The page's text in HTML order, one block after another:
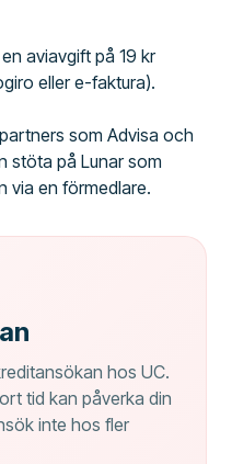
aviavgift på 19 kr
eller e-faktura).
som Advisa och
stöta på Lunar som
via en förmedlare.
hos UC.
tid kan påverka din
inte hos fler